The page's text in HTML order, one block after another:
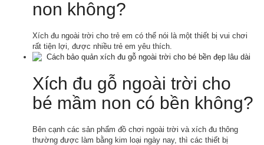
non không?
Xích đu ngoài trời cho trẻ em có thể nói là một thiết bị vui chơi
rất tiện lợi, được nhiều trẻ em yêu thích.
Xích đu gỗ ngoài trời cho
bé mầm non có bền không?
Bên cạnh các sản phẩm đồ chơi ngoài trời và xích đu thông
thường được làm bằng kim loại ngày nay, thì các thiết bị